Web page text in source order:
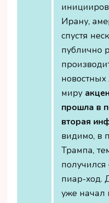
Ирану,
спустя
публично
новостных
миру
прошла в
вторая
видимо, в
Трампа,
пиар-ход.
уже